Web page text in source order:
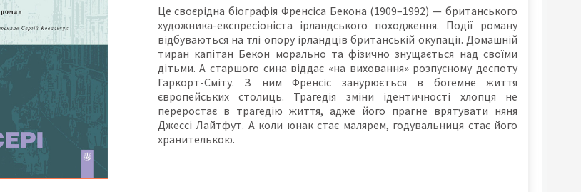
Це своєрідна біографія Френсіса Бекона (1909–1992) — британського
художника-експресіоніста ірландського походження. Події роману
відбуваються на тлі опору ірландців британській окупації. Домашній
тиран капітан Бекон морально та фізично знущається над своїми
дітьми. А старшого сина віддає «на виховання» розпусному деспоту
Гаркорт-Сміту. З ним Френсіс занурюється в богемне життя
європейських столиць. Трагедія зміни ідентичності хлопця не
переростає в трагедію життя, адже його прагне врятувати няня
Джессі Лайтфут. А коли юнак стає малярем, годувальниця стає його
хранителькою.